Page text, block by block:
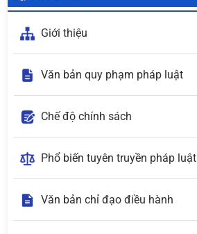
Giới thiệu
Văn bản quy phạm pháp luật
Chế độ chính sách
Phổ biến tuyên truyền pháp luật
Văn bản chỉ đạo điều hành